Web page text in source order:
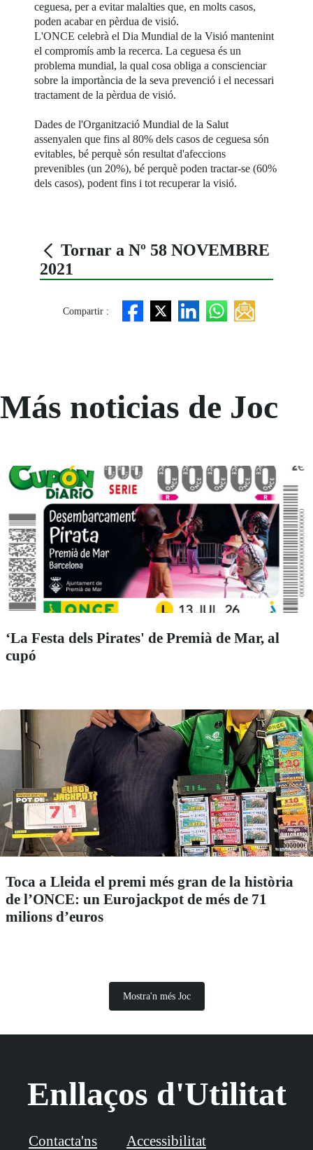
ceguesa, per a evitar malalties que, en molts casos,
poden acabar en pèrdua de visió.
L'ONCE celebrà el Dia Mundial de la Visió mantenint
el compromís amb la recerca. La ceguesa és un
problema mundial, la qual cosa obliga a conscienciar
sobre la importància de la seva prevenció i el necessari
tractament de la pèrdua de visió.
Dades de l'Organització Mundial de la Salut
assenyalen que fins al 80% dels casos de ceguesa són
evitables, bé perquè són resultat d'afeccions
prevenibles (un 20%), bé perquè poden tractar-se (60%
dels casos), podent fins i tot recuperar la visió.
Tornar a Nº 58 NOVEMBRE
2021
Compartir :
Más noticias de Joc
‘La Festa dels Pirates' de Premià de Mar, al
cupó
Toca a Lleida el premi més gran de la història
de l’ONCE: un Eurojackpot de més de 71
milions d’euros
Mostra'n més Joc
Enllaços d'Utilitat
Contacta'ns Accessibilitat